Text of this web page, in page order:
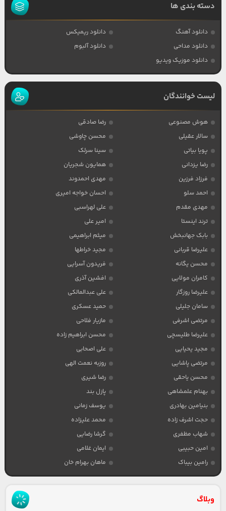
دسته بندی ها
دانلود آهنگ
دانلود ریمیکس
دانلود مداحی
دانلود آلبوم
دانلود موزیک ویدیو
لیست خوانندگان
هوش مصنوعی
رضا صادقی
سالار عقیلی
محسن چاوشی
پویا بیاتی
سینا سرلک
رضا یزدانی
همایون شجریان
فرزاد فرزین
مهدی احمدوند
احمد سلو
احسان خواجه امیری
مهدی مقدم
علی لهراسبی
ترند اینستا
امیر علی
بابک جهانبخش
میثم ابراهیمی
علیرضا قربانی
مجید خراطها
محسن یگانه
فریدون آسرایی
کامران مولایی
افشین آذری
علیرضا روزگار
علی عبدالمالکی
سامان جلیلی
حمید عسکری
مرتضی اشرفی
مازیار فلاحی
علیرضا طلیسچی
محسن ابراهیم زاده
مجید یحیایی
علی اصحابی
مرتضی پاشایی
روزبه نعمت الهی
محسن یاحقی
رضا شیری
بهنام علمشاهی
پازل بند
بنیامین بهادری
یوسف زمانی
حجت اشرف زاده
محمد علیزاده
شهاب مظفری
گرشا رضایی
امین حبیبی
ایمان غلامی
رامین بیباک
ماهان بهرام خان
وبلاگ